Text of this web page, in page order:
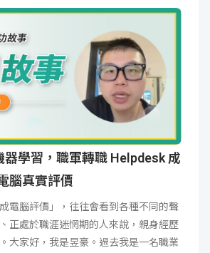
器學習，職軍轉職 Helpdesk 成
腦真實評價
電腦評價」，往往會看到各種不同的聲
正處於職涯迷惘期的人來說，親身經歷
大家好，我是昱豪。過去我是一名職業